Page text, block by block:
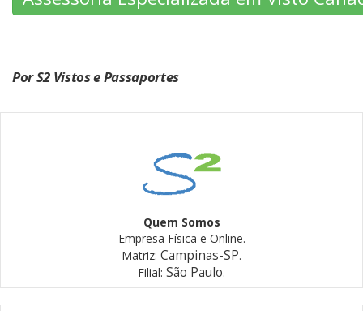
Por S2 Vistos e Passaportes
Quem Somos
Empresa Física e Online.
Matriz: Campinas-SP.
Filial: São Paulo.